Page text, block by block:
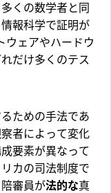
くの数学者と同
報科学で証明が
ウェアやハードウ
だけ多くのテス
ための手法であ
者によって変化
要素が異なって
カの司法制度で
審員が法的な真